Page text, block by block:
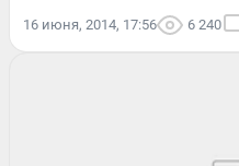
16 июня, 2014, 17:56 6 240